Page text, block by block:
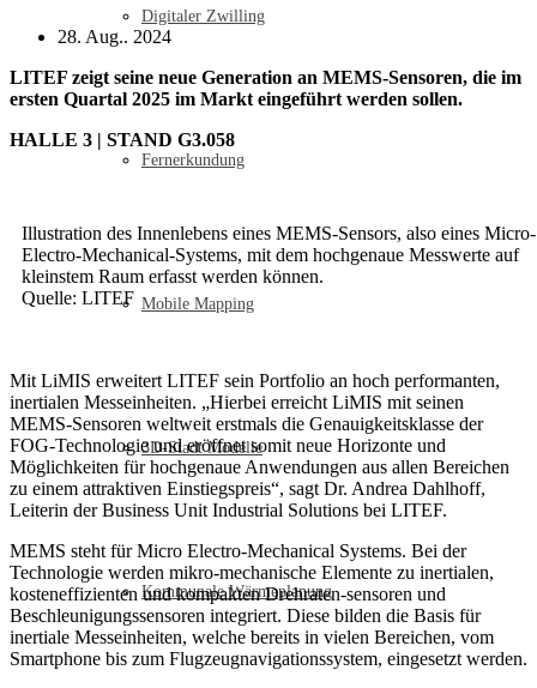
Digitaler Zwilling
Fernerkundung
Mobile Mapping
3D-Stadt Modelle
Kommunale Wärmeplanung
28. Aug.. 2024
LITEF zeigt seine neue Generation an MEMS-Sensoren, die im
ersten Quartal 2025 im Markt eingeführt werden sollen.
HALLE 3 | STAND G3.058
Illustration des Innenlebens eines MEMS-Sensors, also eines Micro-
Electro-Mechanical-Systems, mit dem hochgenaue Messwerte auf
kleinstem Raum erfasst werden können.
Quelle: LITEF
Mit LiMIS erweitert LITEF sein Portfolio an hoch performanten,
inertialen Messeinheiten. „Hierbei erreicht LiMIS mit seinen
MEMS-Sensoren weltweit erstmals die Genauigkeitsklasse der
FOG-Technologie und eröffnet somit neue Horizonte und
Möglichkeiten für hochgenaue Anwendungen aus allen Bereichen
zu einem attraktiven Einstiegspreis“, sagt Dr. Andrea Dahlhoff,
Leiterin der Business Unit Industrial Solutions bei LITEF.
MEMS steht für Micro Electro-Mechanical Systems. Bei der
Technologie werden mikro-mechanische Elemente zu inertialen,
kosteneffizienten und kompakten Drehraten-sensoren und
Beschleunigungssensoren integriert. Diese bilden die Basis für
inertiale Messeinheiten, welche bereits in vielen Bereichen, vom
Smartphone bis zum Flugzeugnavigationssystem, eingesetzt werden.